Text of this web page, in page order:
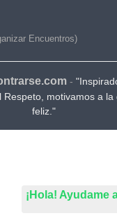
¡Hola! Ayudame
Encuentros)
-
Respeto, motivamos a
feliz."